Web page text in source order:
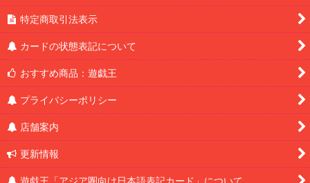
特定商取引法表示
カードの状態表記について
おすすめ商品：遊戯王
プライバシーポリシー
店舗案内
更新情報
遊戯王「アジア圏向け日本語表記カード」について